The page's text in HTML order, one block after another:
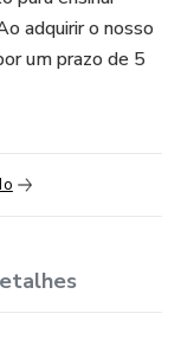
adquirir o nosso
um prazo de 5